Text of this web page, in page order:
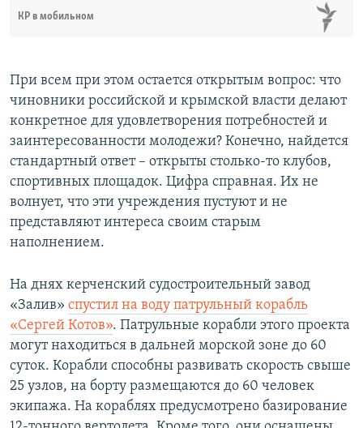
КР в мобильном
При всем при этом остается открытым вопрос: что
чиновники российской и крымской власти делают
конкретное для удовлетворения потребностей и
заинтересованности молодежи? Конечно, найдется
стандартный ответ – открыты столько-то клубов,
спортивных площадок. Цифра справная. Их не
волнует, что эти учреждения пустуют и не
представляют интереса своим старым
наполнением.
На днях керченский судостроительный завод
«Залив» спустил на воду патрульный корабль
«Сергей Котов». Патрульные корабли этого проекта
могут находиться в дальней морской зоне до 60
суток. Корабли способны развивать скорость свыше
25 узлов, на борту размещаются до 60 человек
экипажа. На кораблях предусмотрено базирование